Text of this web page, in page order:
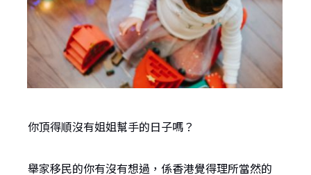
你頂得順沒有姐姐幫手的日子嗎？
舉家移民的你有沒有想過，係香港覺得理所當然的